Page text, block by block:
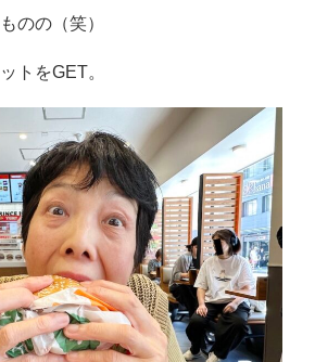
のの（笑）
トをGET。